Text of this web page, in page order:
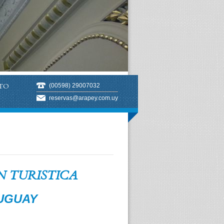
(00598) 29007032
reservas@arapey.com.uy
TURISTICA